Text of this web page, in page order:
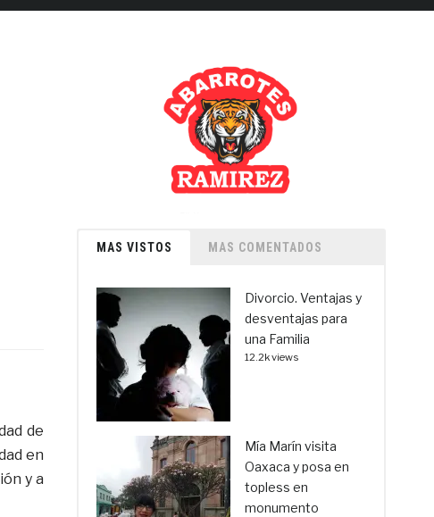
de
en
y a
MAS VISTOS MAS COMENTADOS
Divorcio. Ventajas y
desventajas para
una Familia
12.2k views
Mía Marín visita
Oaxaca y posa en
topless en
monumento